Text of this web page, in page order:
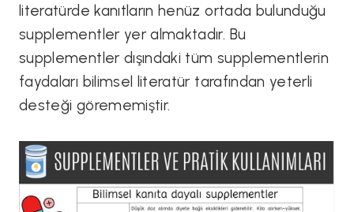
literatürde kanıtların henüz ortada bulunduğu
supplementler yer almaktadır. Bu
supplementler dışındaki tüm supplementlerin
faydaları bilimsel literatür tarafından yeterli
desteği görememiştir.